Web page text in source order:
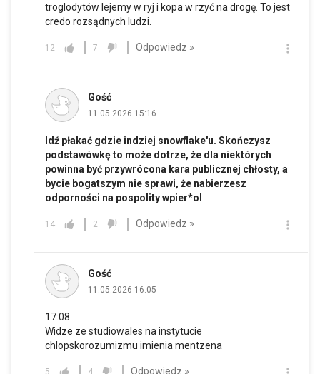
troglodytów lejemy w ryj i kopa w rzyć na drogę. To jest
credo rozsądnych ludzi.
12 7 Odpowiedz »
Gość
11.05.2026 15:16
Idź płakać gdzie indziej snowflake'u. Skończysz
podstawówkę to może dotrze, że dla niektórych
powinna być przywrócona kara publicznej chłosty, a
bycie bogatszym nie sprawi, że nabierzesz
odporności na pospolity wpier*ol
14 2 Odpowiedz »
Gość
11.05.2026 16:05
17:08
Widze ze studiowales na instytucie
chlopskorozumizmu imienia mentzena
5 4 Odpowiedz »